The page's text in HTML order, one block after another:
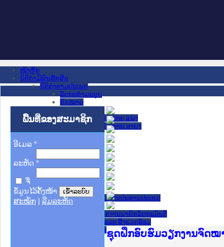
ໜ້າຫຼັກ
ນິຕິກໍາມີຜົນສັກສິດ
ນິຕິກໍາຕາມປະເພດ
ລັດຖະທໍາມະນູນ
ກົດໝາຍ
ປະມວນກົດໝາຍ ແພ່ງ
ປະມວນກົດໝາຍ ອາຍາ
ມະຕິຕົກລົງ
ລັດຖະດໍາລັດ
ດໍາລັດ
ຄໍາສັ່ງ
ນິຕິກໍາຂັ້ນສູນກາງ
ຫ້ອງວ່າການສໍານັກງານປະທານປະເທດ
ສະພາແຫ່ງຊາດ
ຫ້ອງວ່າການສຳນັກງານນາຍົກລັດຖະມົນຕີ
ກະຊວງ ກະສິກຳ ແລະ ສິ່ງແວດລ້ອມ
ກະຊວງ ການຕ່າງປະເທດ
ພື້ນທີ່ຂອງສະມາຊິກ
ອີເມລ *
ລະຫັດ *
ຈື່
ຂໍ້ມູນໄວ້ຄັ້ງໜ້າ
ສະໝັກ
ລືມລະຫັດ
Ministry of Justice Lao
ເຜີຍແຜ່ວັບໄຊຈົດໝາຍເຫດ
ກະຊວງຍຸຕິທຳ
ຊຸດຝຶກອົບຮົມວຽກງານຈົດໝ
ກອງປະຊຸມທົບທວນຄືນການ
ຝຶກອົບຮົມ ຜູ່ປະສານງານວຽ
ຝຶກອົບຮົມ ຜູ່ປະສານງານວຽ
ເຜີຍແຜ່ແອັບກົດໝາຍລາວ ແ
ເຜີຍແຜ່ແອັບກົດໝາຍລາວ ແ
ຍົກລະດັບວຽກງານຈົດໝາຍ
ຊຸດຝຶກອົບຮົມວຽກງານຈົດໝ